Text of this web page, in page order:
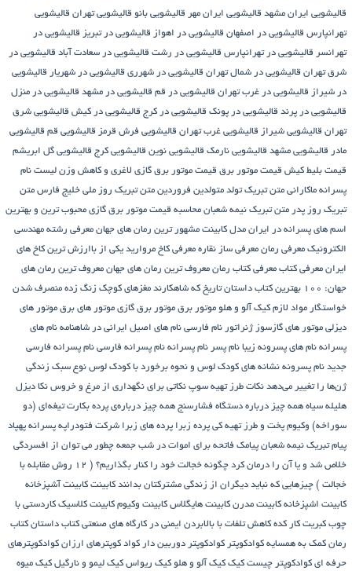
قالیشویی ایران مشهد قالیشویی ایران مهر قالیشویی بانو قالیشویی تهران قالیشویی
تهرانپارس قالیشویی در اصفهان قالیشویی در اهواز قالیشویی در تبریز قالیشویی در
تهرانسر قالیشویی در تهرانپارس قالیشویی در رشت قالیشویی در سعادت آباد قالیشویی در
شرق تهران قالیشویی در شمال تهران قالیشویی در شهرری قالیشویی در شهریار قالیشویی
در شیراز قالیشویی در غرب تهران قالیشویی در قم قالیشویی در مشهد قالیشویی در منزل
قالیشویی در پرند قالیشویی در پونک قالیشویی در کرج قالیشویی در کیش قالیشویی شرق
تهران قالیشویی شیراز قالیشویی غرب تهران قالیشویی فرش قرمز قالیشویی قم قالیشویی
مادر قالیشویی مشهد قالیشویی نارمک قالیشویی نوین قالیشویی کرج قالیشویی گل ابریشم
قیمت بلیط کیش قیمت موتور برق قیمت موتور برق گازی لاغری و کاهش وزن لیست نام
پسرانه ماکارانی متن تبریک تولد متولدین فروردین متن تبریک روز ملی خلیج فارس متن
تبریک روز پدر متن تبریک نیمه شعبان محاسبه قیمت موتور برق گازی محبوب ترین و بهترین
اسم های پسرانه در ایران مدل کابینت مشهور ترین رمان های جهان معرفی رشته مهندسی
الکترونیک معرفی رمان معرفی ساز نقاره معرفی کاخ مروارید یکی از باارزش ترین کاخ های
ایران معرفی کتاب معرفی کتاب رمان معروف ترین رمان های جهان معروف ترین رمان های
جهان: ۱۰۰ بهترین کتاب داستان تاریخ که شاهکارند
مغزهای کوچک زنگ زده منصرف شدن
خواستگار مواد لازم کیک آلو و هلو موتور برق موتور برق گازی موتور های برق موتور های
دیزلی موتور های گازسوز ژنراتور نام فارسی نام های اصیل ایرانی در شاهنامه نام های
پسرانه نام های پسرونه زیبا نام پسر نام پسرانه نام پسرانه فارسی نام پسرانه فارسی
جدید نام پسرونه نشانه های کودک لوس و نحوه برخورد با کودک لوس نوع سبک زندگی
ژن‌ها را تغییر می‌دهد نکات طرز تهیه سوپ نکاتی برای نگهداری از مرغ و خروس نکا دیزل
هلیله سیاه همه چیز درباره دستگاه فشارسنج همه چیز درباره‌ی پرده بکارت تیغه‌ای (دو
سوراخه) وکیوم پخت و طرز تهیه کی پرده زبرا پرده های زبرا شرکت فتودراپه پسرانه پهپاد
پیام تبریک نیمه شعبان پیامک فاتحه برای اموات در شب جمعه چطور می توان از افسردگی
خلاص شد و یا آن را درمان کرد
چگونه خجالت خود را کنار بگذاریم؟ ( 12 روش مقابله با
خجالت ) چیزهایی که نباید دیگران از زندگی مشترکتان بدانند کابینت کابینت آشپزخانه
کابینت اشپزخانه کابینت مدرن کابینت هایگلاس کابینت وکیوم کابینت کلاسیک کاردستی با
چوب کبریت کار کده کاهش تلفات با بالابردن ایمنی در کارگاه های صنعتی کتاب داستان کتاب
رمان کمک به همسایه کوادکوپتر کوادکوپتر دوربین دار کواد کوپترهای ارزان کوادکوپترهای
حرفه ای کوادکوپتر چیست کیک کیک آلو و هلو کیک ریواس کیک لیمو و نارگیل کیک میوه